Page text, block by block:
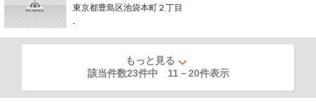
東京都豊島区池袋本町２丁目
-
もっと見る
該当件数23件中 11 －20件表示